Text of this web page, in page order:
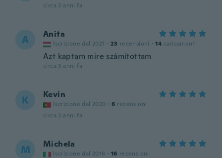
circa 3 anni fa
A Anita
Iscrizione dal 2021 · 23 recensioni · 14 caricamenti
Azt kaptam mire számítottam
circa 3 anni fa
K Kevin
Iscrizione dal 2020 · 6 recensioni
circa 3 anni fa
M Michela
Iscrizione dal 2016 · 16 recensioni